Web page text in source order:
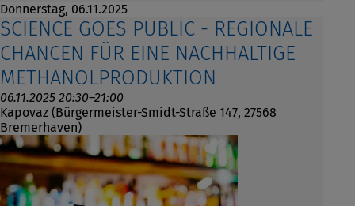
Donnerstag, 06.11.2025
SCIENCE GOES PUBLIC - REGIONALE
CHANCEN FÜR EINE NACHHALTIGE
METHANOLPRODUKTION
06.11.2025 20:30–21:00
Kapovaz (Bürgermeister-Smidt-Straße 147, 27568
Bremerhaven)